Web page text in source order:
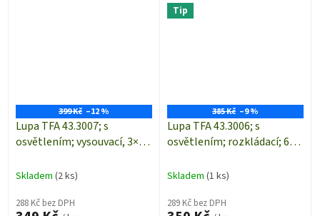
399 Kč –12 %
Lupa TFA 43.3007; s
osvětlením; vysouvací, 3×
Skladem (2 ks)
288 Kč bez DPH
Tip
385 Kč –9 %
Lupa TFA 43.3006; s
osvětlením; rozkládací; 6×
Skladem (1 ks)
289 Kč bez DPH